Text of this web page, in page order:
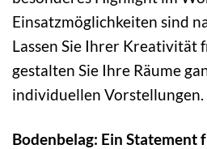
Einsatzmöglichkeiten sind
Lassen Sie Ihrer Kreativität
gestalten Sie Ihre Räume
individuellen Vorstellungen.
Bodenbelag: Ein